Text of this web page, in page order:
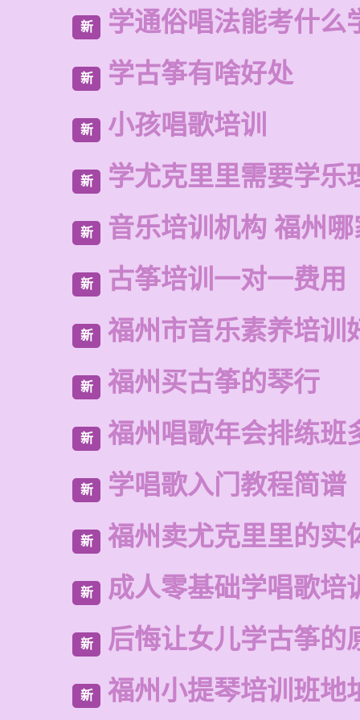
新 学通俗唱法能考什么
新 学古筝有啥好处
新 小孩唱歌培训
新 学尤克里里需要学乐
新 音乐培训机构 福州
新 古筝培训一对一费用
新 福州市音乐素养培训
新 福州买古筝的琴行
新 福州唱歌年会排练班
新 学唱歌入门教程简谱
新 福州卖尤克里里的实
新 成人零基础学唱歌培
新 后悔让女儿学古筝的
新 福州小提琴培训班地